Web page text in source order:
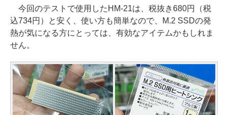
今回のテストで使用したHM-21は、税抜き680円（税
込734円）と安く、使い方も簡単なので、M.2 SSDの発
熱が気になる方にとっては、有効なアイテムかもしれま
せん。